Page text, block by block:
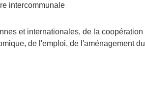
intercommunale
et internationales, de la coopération
de l'emploi, de l'aménagement du